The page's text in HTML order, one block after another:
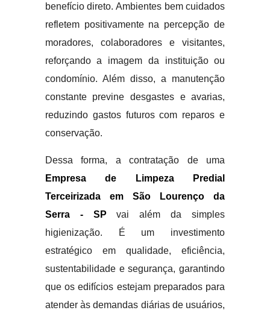
benefício direto. Ambientes bem cuidados
refletem positivamente na percepção de
moradores, colaboradores e visitantes,
reforçando a imagem da instituição ou
condomínio. Além disso, a manutenção
constante previne desgastes e avarias,
reduzindo gastos futuros com reparos e
conservação.
Dessa forma, a contratação de uma
Empresa de Limpeza Predial
Terceirizada em São Lourenço da
Serra - SP vai além da simples
higienização. É um investimento
estratégico em qualidade, eficiência,
sustentabilidade e segurança, garantindo
que os edifícios estejam preparados para
atender às demandas diárias de usuários,